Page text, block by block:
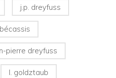
j.p. dreyfuss
pierre dreyfuss
l. goldztaub